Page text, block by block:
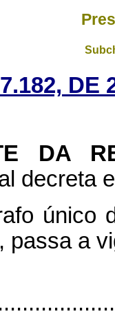
DE
DA
decreta
único
passa a